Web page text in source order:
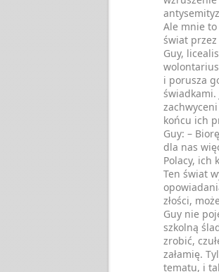
Ale mnie to
świat
Guy,
i porusza
świadkami.
końcu ich
Guy: –
dla nas
Polacy, ich
Ten świat
złości,
Guy nie
szkolną
zrobić,
załamię.
tematu, i